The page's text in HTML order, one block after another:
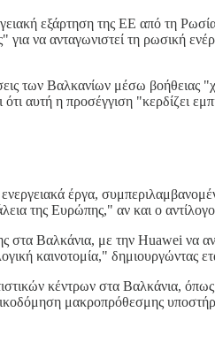
εξάρτηση της ΕΕ από τη
να ανταγωνιστεί τη ρωσική
των Βαλκανίων μέσω
ότι αυτή η προσέγγιση "κερδίζει
ενεργειακά έργα,
της Ευρώπης," αν και ο
στα Βαλκάνια, με την Huawei να
καινοτομία," δημιουργώντας
κέντρων στα Βαλκάνια,
μακροπρόθεσμης